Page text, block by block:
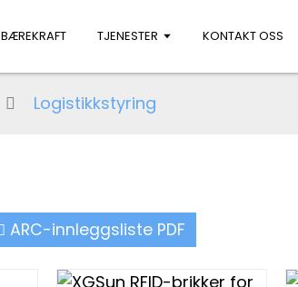
BÆREKRAFT TJENESTER KONTAKT OSS
Logistikkstyring
ARC-innleggsliste PDF